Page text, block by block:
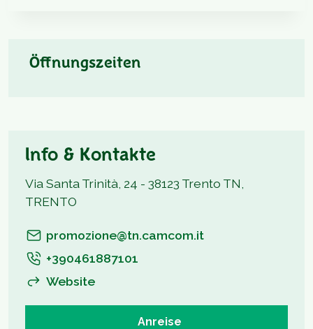
Öffnungszeiten
Info & Kontakte
Via Santa Trinità, 24 - 38123 Trento TN,
TRENTO
promozione@tn.camcom.it
+390461887101
Website
Anreise